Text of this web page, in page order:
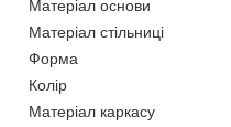
Матеріал основи
Матеріал стільниці
Форма
Колір
Матеріал каркасу